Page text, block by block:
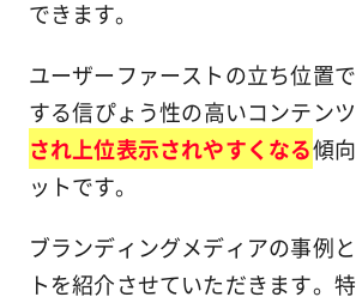
できます。
ユーザーファーストの立ち位置
する信ぴょう性の高いコンテン
され上位表示されやすくなる傾
ットです。
ブランディングメディアの事例
トを紹介させていただきます。